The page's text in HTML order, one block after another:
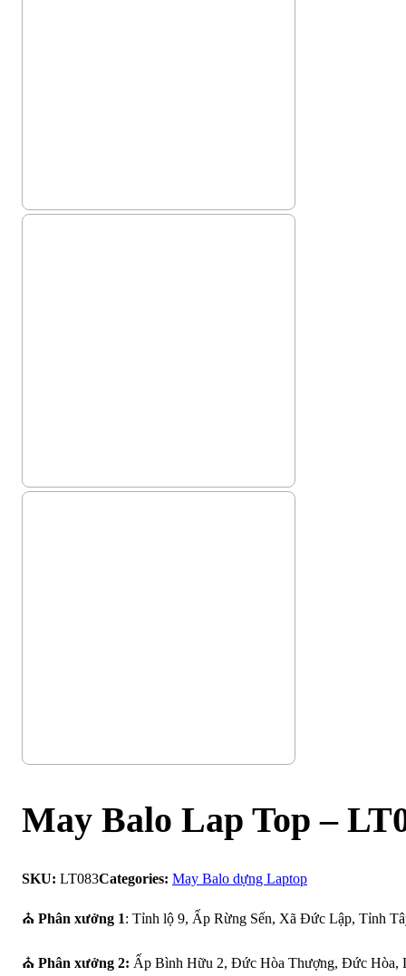
May Balo Lap Top –
SKU: LT083Categories: May Balo dựng Laptop
⛪ Phân xưởng 1: Tỉnh lộ 9, Ấp Rừng Sến, Xã Đức Lập, Tỉnh
⛪ Phân xưởng 2: Ấp Bình Hữu 2, Đức Hòa Thượng, Đức Hòa,